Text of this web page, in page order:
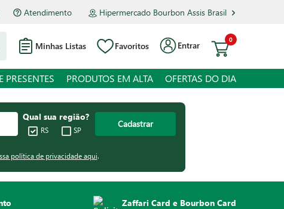
Atendimento Hipermercado Bourbon Assis Brasil
Minhas Listas Favoritos Entrar
0
PRESENTES PRODUTOS EM ALTA OFERTAS DO DIA
Qual sua região?
RS SP
Cadastrar
política de privacidade aqui.
Zaffari Card e Bourbon Card